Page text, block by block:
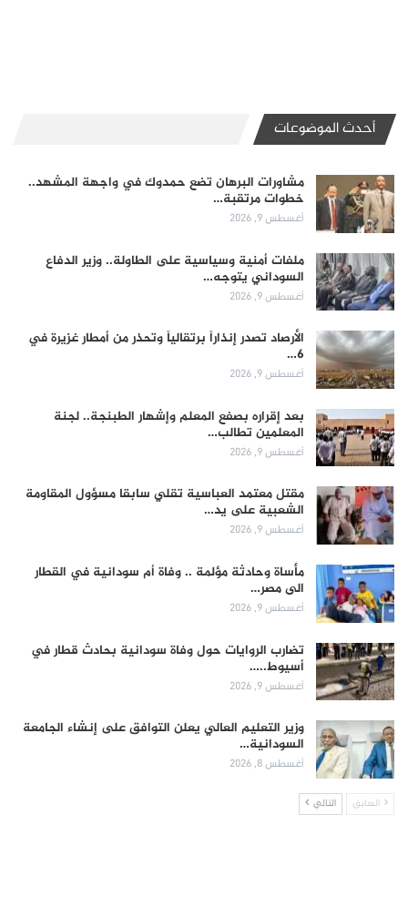
أحدث الموضوعات
مشاورات البرهان تضع حمدوك في واجهة المشهد..
خطوات مرتقبة…
أغسطس 9, 2026
ملفات أمنية وسياسية على الطاولة.. وزير الدفاع
السوداني يتوجه…
أغسطس 9, 2026
الأرصاد تصدر إنذاراً برتقالياً وتحذر من أمطار غزيرة في
6…
أغسطس 9, 2026
بعد إقراره بصفع المعلم وإشهار الطبنجة.. لجنة
المعلمين تطالب…
أغسطس 9, 2026
مقتل معتمد العباسية تقلي سابقا مسؤول المقاومة
الشعبية على يد…
أغسطس 9, 2026
مأساة وحادثة مؤلمة .. وفاة أم سودانية في القطار
الى مصر…
أغسطس 9, 2026
تضارب الروايات حول وفاة سودانية بحادث قطار في
أسيوط..…
أغسطس 9, 2026
وزير التعليم العالي يعلن التوافق على إنشاء الجامعة
السودانية…
أغسطس 8, 2026
السابق التالي